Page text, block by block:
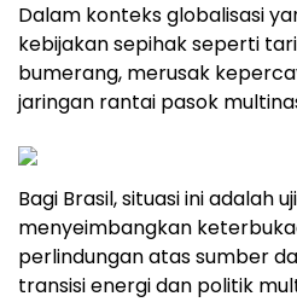
Dalam konteks globalisasi
kebijakan sepihak seperti
bumerang, merusak
jaringan rantai pasok
Bagi Brasil, situasi ini adalah
menyeimbangkan
perlindungan atas sumber
transisi energi dan politik